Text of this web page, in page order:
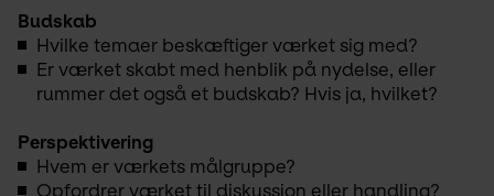
Budskab
Hvilke temaer beskæftiger værket sig med?
Er værket skabt med henblik på nydelse, eller
rummer det også et budskab? Hvis ja, hvilket?
Perspektivering
Hvem er værkets målgruppe?
Opfordrer værket til diskussion eller handling?